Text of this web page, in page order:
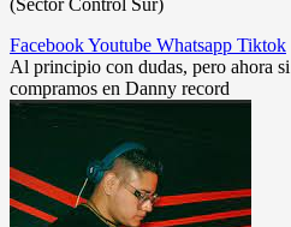
(Sector Control Sur)
FacebookYoutube Whatsapp Tiktok
Al principio con dudas, pero ahora
compramos en Danny record